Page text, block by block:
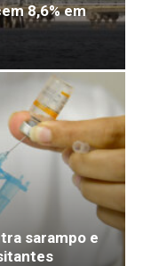
8,6% em
sarampo e